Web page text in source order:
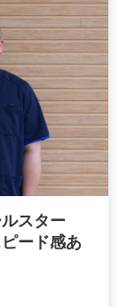
スター
ード感あ